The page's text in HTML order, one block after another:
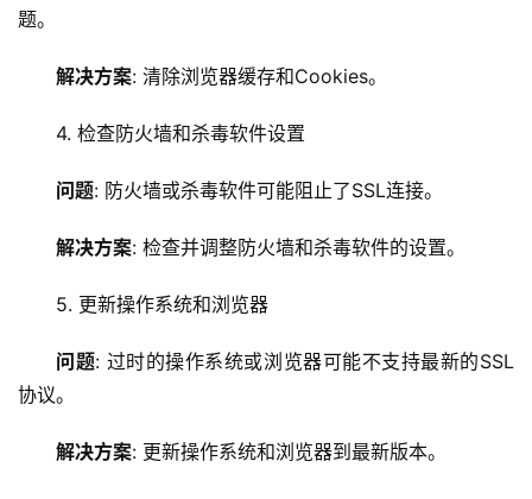
器
题。
解决方案: 清除浏览器缓存和Cookies。
4. 检查防火墙和杀毒软件设置
问题: 防火墙或杀毒软件可能阻止了SSL连接。
解决方案: 检查并调整防火墙和杀毒软件的设置。
5. 更新操作系统和浏览器
问题: 过时的操作系统或浏览器可能不支持最新的SSL
协议。
解决方案: 更新操作系统和浏览器到最新版本。